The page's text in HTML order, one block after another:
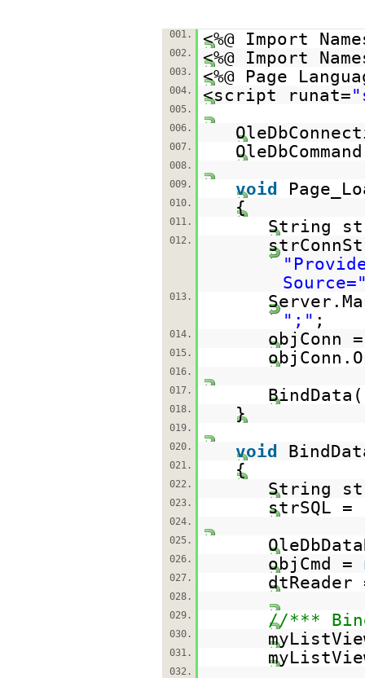
001. <%@ Import
002. <%@ Import
003. <%@ Page
004. <script runat=
005.
006.
007.
008.
009.
void
010. {
011. String
012.
013.
";" ;
014. objConn
015.
016.
017.
018. }
019.
020.
void
021. {
022. String
023. strSQL =
024.
025.
026. objCmd =
027. dtReader
028.
029.
//***
030.
031.
032.